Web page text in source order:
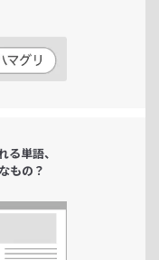
る単語、
もの？